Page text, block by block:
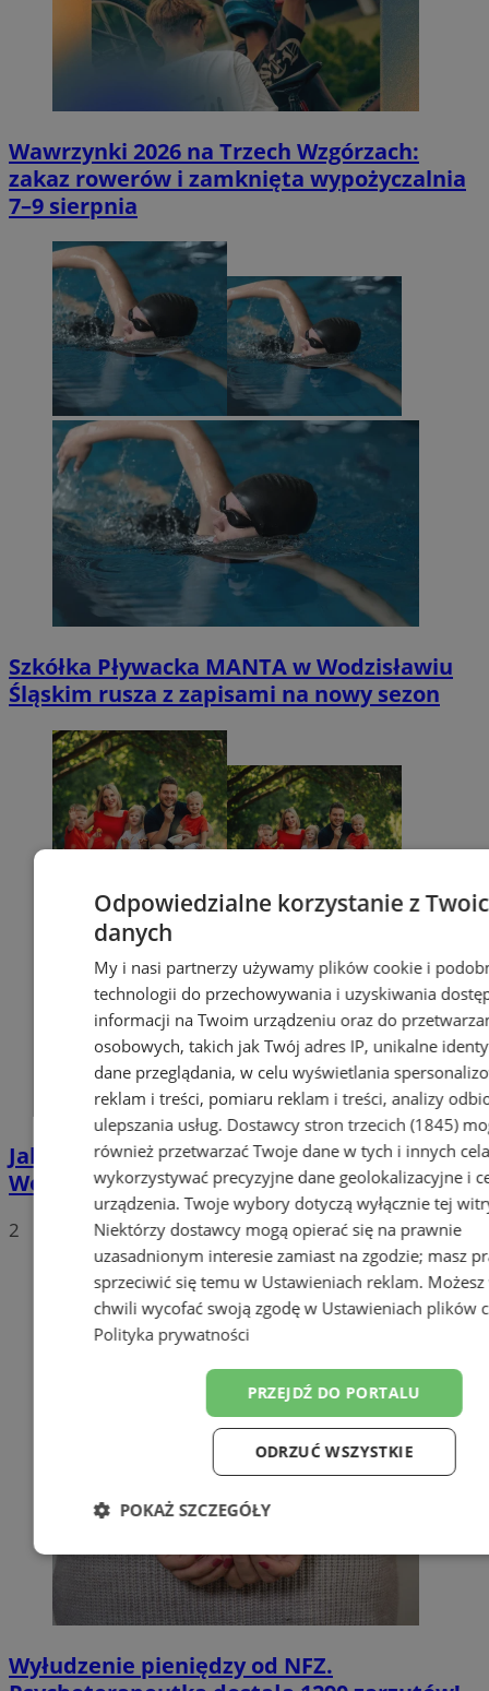
Wawrzynki 2026 na Trzech Wzgórzach:
zakaz rowerów i zamknięta wypożyczalnia
7–9 sierpnia
Szkółka Pływacka MANTA w Wodzisławiu
Śląskim rusza z zapisami na nowy sezon
Jak uzyskać Kartę Dużej Rodziny w
Wodzisławiu? Poznaj plusy jej posiadania
2
Wyłudzenie pieniędzy od NFZ.
Odpowiedzialne korzystanie z
danych
My i nasi partnerzy używamy plików cookie i
technologii do przechowywania i uzyskiwania
informacji na Twoim urządzeniu oraz do
osobowych, takich jak Twój adres IP, unikalne
dane przeglądania, w celu wyświetlania
reklam i treści, pomiaru reklam i treści, analizy
ulepszania usług. Dostawcy stron trzecich (1845)
również przetwarzać Twoje dane w tych i innych
wykorzystywać precyzyjne dane geolokalizacyjne i
urządzenia. Twoje wybory dotyczą wyłącznie tej
Niektórzy dostawcy mogą opierać się na prawnie
uzasadnionym interesie zamiast na zgodzie; masz
sprzeciwić się temu w Ustawieniach reklam.
chwili wycofać swoją zgodę w Ustawieniach plików
Polityka prywatności
PRZEJDŹ DO PORTALU
ODRZUĆ WSZYSTKIE
POKAŻ SZCZEGÓŁY
Niezbędne Wydajność